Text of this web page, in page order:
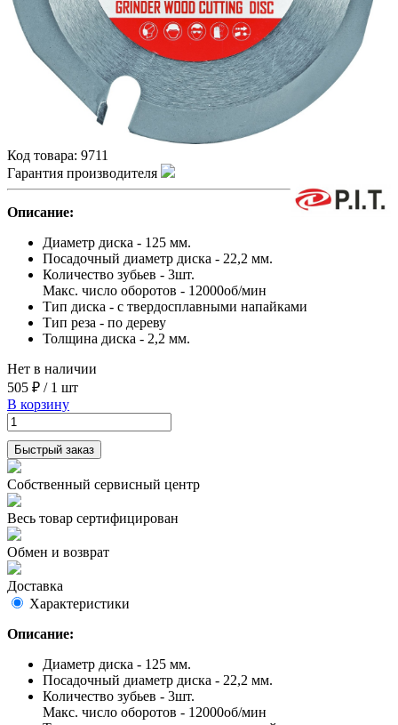
Код товара: 9711
Гарантия производителя
Описание:
Диаметр диска - 125 мм.
Посадочный диаметр диска - 22,2 мм.
Количество зубьев - 3шт.
Макс. число оборотов - 12000об/мин
Тип диска - с твердосплавными напайками
Тип реза - по дереву
Толщина диска - 2,2 мм.
Нет в наличии
505 ₽ / 1 шт
В корзину
Быстрый заказ
Собственный сервисный центр
Весь товар сертифицирован
Обмен и возврат
Доставка
Характеристики
Описание:
Диаметр диска - 125 мм.
Посадочный диаметр диска - 22,2 мм.
Количество зубьев - 3шт.
Макс. число оборотов - 12000об/мин